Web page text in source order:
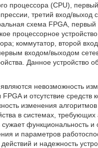
процессора (CPU),
третий вход/
схема FPGA,
процессорное
коммутатор, второй
входом/выходом
Данное устройство
являются невозможность
и отсутствие средств
изменения
в системах,
функциональность и
и параметров
и надежность